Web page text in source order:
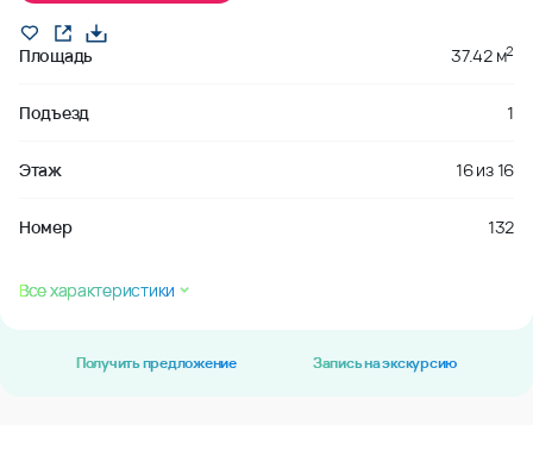
Площадь 37.42 м2
Подъезд 1
Этаж 16из16
Номер 132
Все характеристики
Получить предложение Запись на экскурсию